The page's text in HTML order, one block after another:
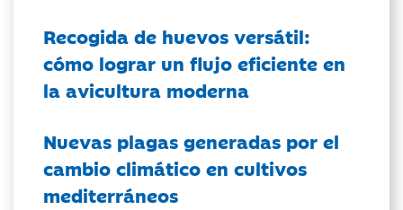
Recogida de huevos versátil:
cómo lograr un flujo eficiente en
la avicultura moderna
Nuevas plagas generadas por el
cambio climático en cultivos
mediterráneos